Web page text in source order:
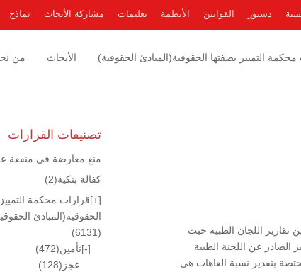
دستور القوانين الأنظمة تعليمات مشاركة الأبحاث نماذج
التمييز بصفتها الحقوقية(المبادئ الحقوقية) الأبحاث من
تقارير اللجان الطبية حيث
الصادر عن اللجنة الطبية
وفي ذلك فإن الجهة المختصة بتقدير نسبة العاهات هي
تصنيفات القرارات
منع معارضة في منفعة
كفالة بنكية(2)
[+]قرارات محكمة
الحقوقية(المبادئ
(6131)
[-]تأمين(472)
عجز (128)